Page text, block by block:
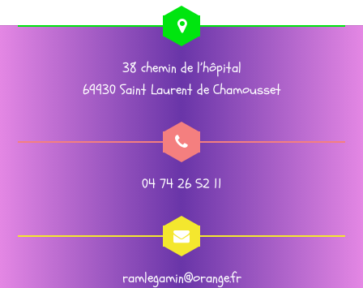
38 chemin de l’hôpital
69930 Saint Laurent de Chamousset
04 74 26 52 11
ramlegamin@orange.fr